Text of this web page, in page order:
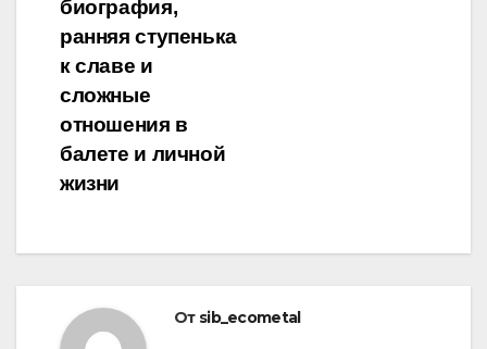
биография,
ранняя ступенька
к славе и
сложные
отношения в
балете и личной
жизни
От sib_ecometal